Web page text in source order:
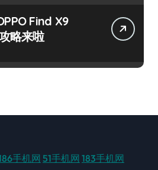
Find X9
略来啦
手机网51手机网 183手机网